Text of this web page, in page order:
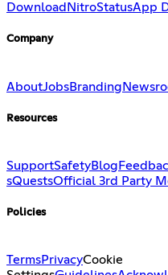
Download NitroStatusApp
Company
AboutJobsBranding
Resources
SupportSafetyBlog
sQuestsOfficial 3rd Party
Policies
TermsPrivacyCookie